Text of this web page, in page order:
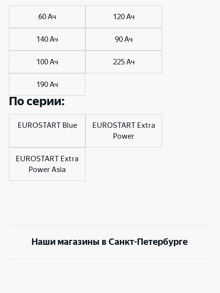
60 Ач 120 Ач
140 Ач 90 Ач
100 Ач 225 Ач
190 Ач
По серии:
EUROSTART Blue
EUROSTART Extra
Power
EUROSTART Extra
Power Asia
Наши магазины в Санкт-Петербурге